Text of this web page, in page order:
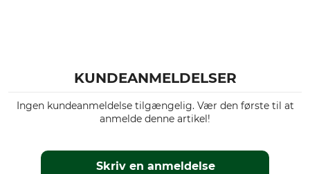
KUNDEANMELDELSER
Ingen kundeanmeldelse tilgængelig. Vær den første til at
anmelde denne artikel!
Skriv en anmeldelse